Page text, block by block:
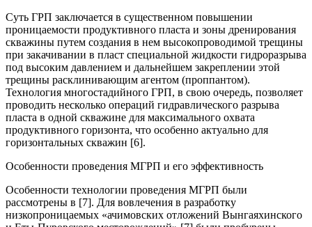
Суть ГРП заключается в существенном повышении
проницаемости продуктивного пласта и зоны дренирования
скважины путем создания в нем высокопроводимой трещины
при закачивании в пласт специальной жидкости гидроразрыва
под высоким давлением и дальнейшем закреплении этой
трещины расклинивающим агентом (проппантом).
Технология многостадийного ГРП, в свою очередь, позволяет
проводить несколько операций гидравлического разрыва
пласта в одной скважине для максимального охвата
продуктивного горизонта, что особенно актуально для
горизонтальных скважин [6].
Особенности проведения МГРП и его эффективность
Особенности технологии проведения МГРП были
рассмотрены в [7]. Для вовлечения в разработку
низкопроницаемых «ачимовских отложений Вынгаяхинского